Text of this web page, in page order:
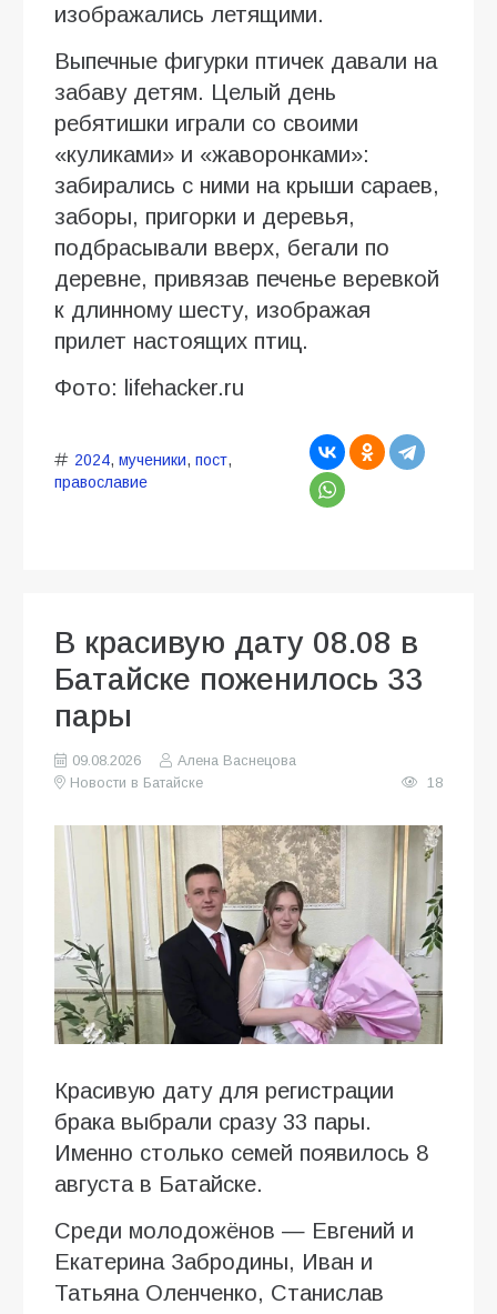
изображались летящими.
Выпечные фигурки птичек давали на
забаву детям. Целый день
ребятишки играли со своими
«куликами» и «жаворонками»:
забирались с ними на крыши сараев,
заборы, пригорки и деревья,
подбрасывали вверх, бегали по
деревне, привязав печенье веревкой
к длинному шесту, изображая
прилет настоящих птиц.
Фото: lifehacker.ru
2024, мученики, пост,
православие
В красивую дату 08.08 в
Батайске поженилось 33
пары
09.08.2026
Алена Васнецова
Новости в Батайске
18
Красивую дату для регистрации
брака выбрали сразу 33 пары.
Именно столько семей появилось 8
августа в Батайске.
Среди молодожёнов — Евгений и
Екатерина Забродины, Иван и
Татьяна Оленченко, Станислав